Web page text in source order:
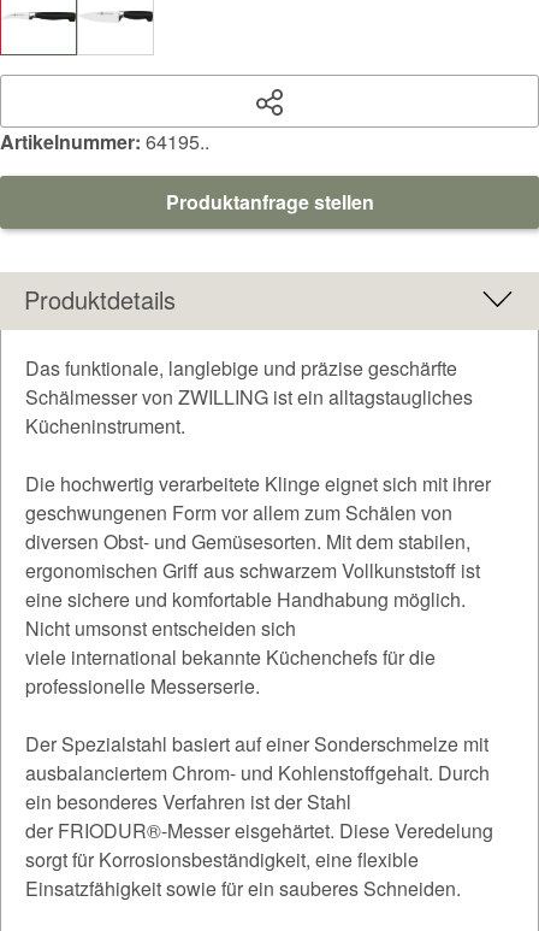
Artikelnummer: 64195..
Produktanfrage stellen
Produktdetails
Das funktionale, langlebige und präzise geschärfte
Schälmesser von ZWILLING ist ein alltagstaugliches
Kücheninstrument.
Die hochwertig verarbeitete Klinge eignet sich mit ihrer
geschwungenen Form vor allem zum Schälen von
diversen Obst- und Gemüsesorten. Mit dem stabilen,
ergonomischen Griff aus schwarzem Vollkunststoff ist
eine sichere und komfortable Handhabung möglich.
Nicht umsonst entscheiden sich
viele international bekannte Küchenchefs für die
professionelle Messerserie.
Der Spezialstahl basiert auf einer Sonderschmelze mit
ausbalanciertem Chrom- und Kohlenstoffgehalt. Durch
ein besonderes Verfahren ist der Stahl
der FRIODUR®-Messer eisgehärtet. Diese Veredelung
sorgt für Korrosionsbeständigkeit, eine flexible
Einsatzfähigkeit sowie für ein sauberes Schneiden.